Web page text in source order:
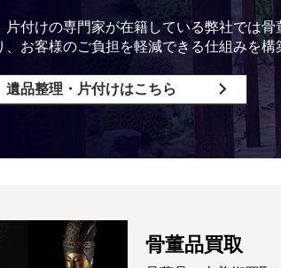
片付けの専門家が在籍している弊社では
、お客様のご負担を軽減できる仕組みを構
遺品整理・片付けはこちら
骨董品買取